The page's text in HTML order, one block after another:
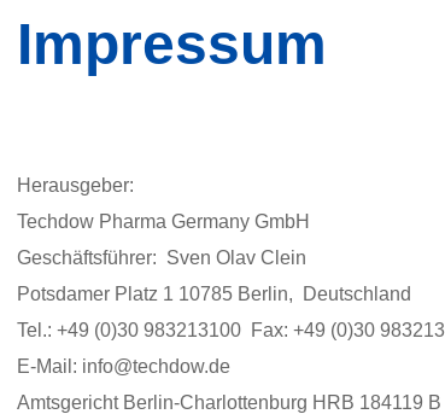
Impressum
Herausgeber:
Techdow Pharma Germany GmbH
Geschäftsführer: Sven Olav Clein
Potsdamer Platz 1 10785 Berlin, Deutschland
Tel.: +49 (0)30 983213100 Fax: +49 (0)30
E-Mail: info@techdow.de
Amtsgericht Berlin-Charlottenburg HRB 184119 B